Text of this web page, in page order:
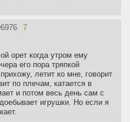
7
орет когда утром ему
его пора тряпкой
летит ко мне, говорит
по плечам, катается в
и потом весь день сам с
игрушки. Но если я